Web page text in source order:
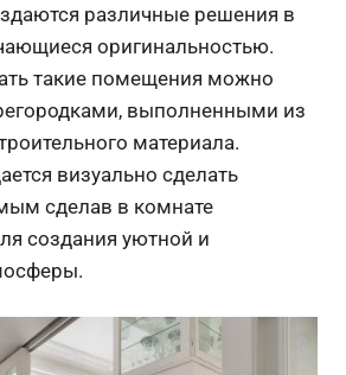
различные решения в
оригинальностью.
такие помещения можно
выполненными из
материала.
визуально сделать
сделав в комнате
создания уютной и